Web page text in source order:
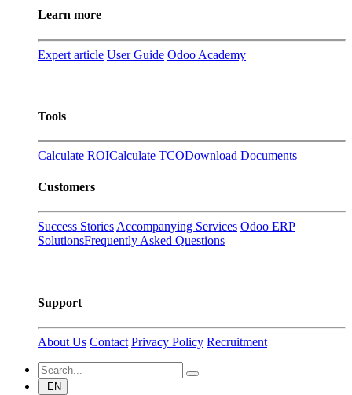
Learn more
Expert article User Guide Odoo Academy
Tools
Calculate ROICalculate TCODownload Documents
Customers
Success Stories Accompanying Services Odoo ERP
SolutionsFrequently Asked Questions
Support
About Us Contact Privacy Policy Recruitment
EN